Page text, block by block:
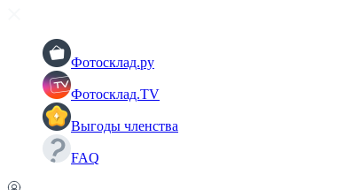
Фотосклад.ру
Фотосклад.TV
Выгоды членства
FAQ